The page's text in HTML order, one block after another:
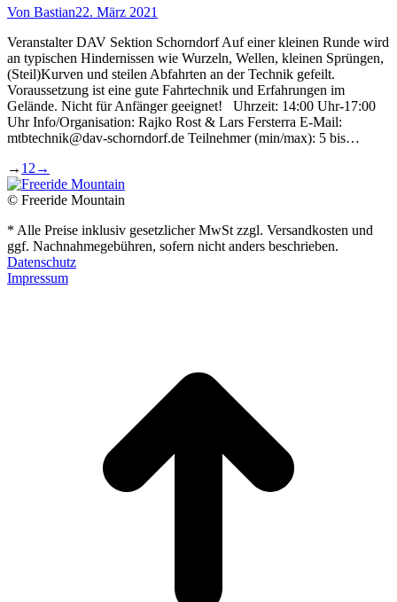
Von Bastian22. März 2021
Veranstalter DAV Sektion Schorndorf Auf einer kleinen Runde wird
an typischen Hindernissen wie Wurzeln, Wellen, kleinen Sprüngen,
(Steil)Kurven und steilen Abfahrten an der Technik gefeilt.
Voraussetzung ist eine gute Fahrtechnik und Erfahrungen im
Gelände. Nicht für Anfänger geeignet! Uhrzeit: 14:00 Uhr-17:00
Uhr Info/Organisation: Rajko Rost & Lars Fersterra E-Mail:
mtbtechnik@dav-schorndorf.de Teilnehmer (min/max): 5 bis…
→ 1 2 →
© Freeride Mountain
* Alle Preise inklusiv gesetzlicher MwSt zzgl. Versandkosten und
ggf. Nachnahmegebühren, sofern nicht anders beschrieben.
Datenschutz
Impressum